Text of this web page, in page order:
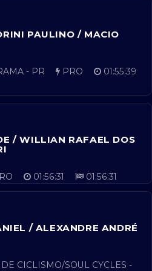
PAULINO / MACIO
- PR PRO
01:55:39
/ WILLIAN RAFAEL DOS
01:56:31 01:56:31
/ ALEXANDRE ANDRÉ
CICLISMO/SOUL CYCLES -